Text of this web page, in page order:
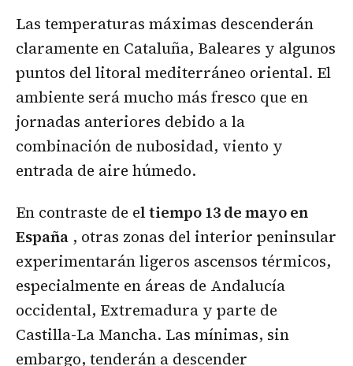
Las temperaturas máximas descenderán
claramente en Cataluña, Baleares y algunos
puntos del litoral mediterráneo oriental. El
ambiente será mucho más fresco que en
jornadas anteriores debido a la
combinación de nubosidad, viento y
entrada de aire húmedo.
En contraste de el tiempo 13 de mayo en
España , otras zonas del interior peninsular
experimentarán ligeros ascensos térmicos,
especialmente en áreas de Andalucía
occidental, Extremadura y parte de
Castilla-La Mancha. Las mínimas, sin
embargo, tenderán a descender